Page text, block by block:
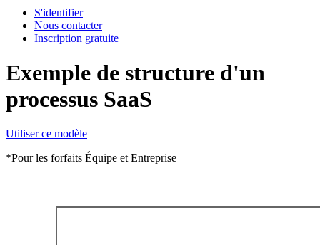
S'identifier
Nous contacter
Inscription gratuite
Exemple de structure d'un
processus SaaS
Utiliser ce modèle
*Pour les forfaits Équipe et Entreprise